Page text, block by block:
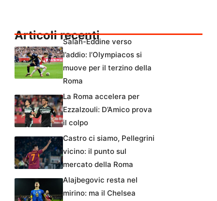
Articoli recenti
Salah-Eddine verso
l’addio: l’Olympiacos si
muove per il terzino della
Roma
La Roma accelera per
Ezzalzouli: D’Amico prova
il colpo
Castro ci siamo, Pellegrini
vicino: il punto sul
mercato della Roma
Alajbegovic resta nel
mirino: ma il Chelsea